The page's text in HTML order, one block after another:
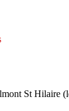
St Hilaire